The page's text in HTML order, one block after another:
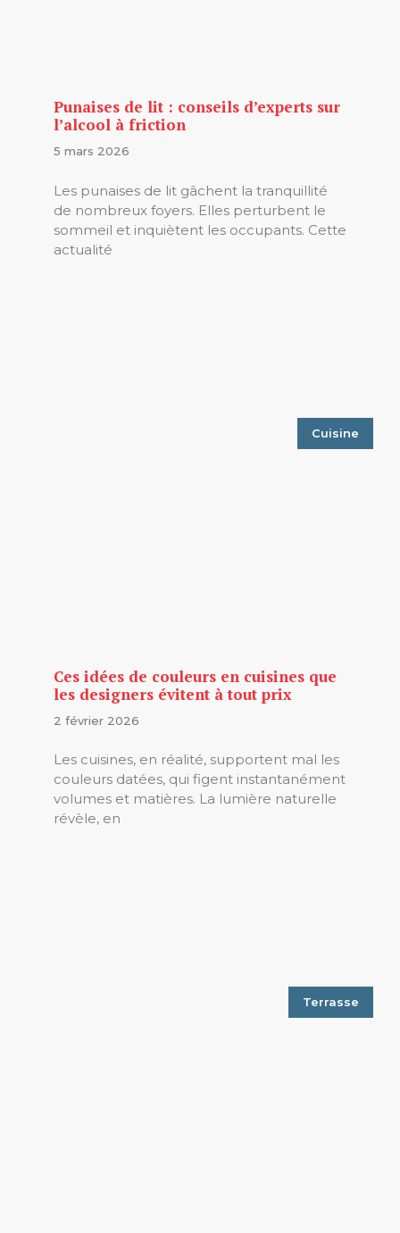
Punaises de lit : conseils d’experts sur
l’alcool à friction
5 mars 2026
Les punaises de lit gâchent la tranquillité
de nombreux foyers. Elles perturbent le
sommeil et inquiètent les occupants. Cette
actualité
Cuisine
Ces idées de couleurs en cuisines que
les designers évitent à tout prix
2 février 2026
Les cuisines, en réalité, supportent mal les
couleurs datées, qui figent instantanément
volumes et matières. La lumière naturelle
révèle, en
Terrasse